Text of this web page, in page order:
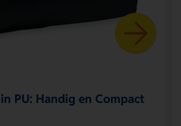
PU: Handig en Compact